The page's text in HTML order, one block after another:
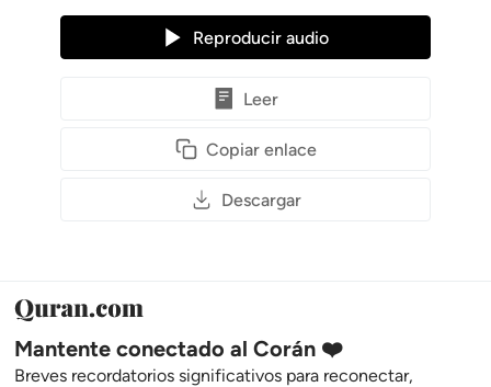
Reproducir audio
Leer
Copiar enlace
Descargar
Mantente conectado al Corán ❤️
Breves recordatorios significativos para reconectar,